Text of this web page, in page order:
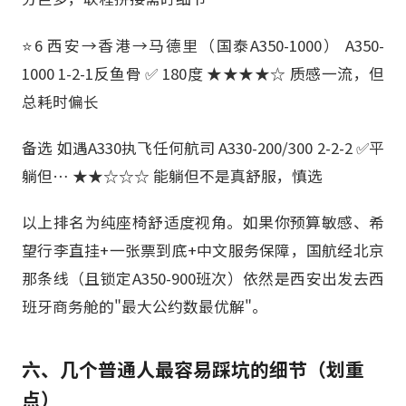
⭐6 西安→香港→马德里（国泰A350-1000） A350-
1000 1-2-1反鱼骨 ✅ 180度 ★★★★☆ 质感一流，但
总耗时偏长
备选 如遇A330执飞任何航司 A330-200/300 2-2-2 ✅平
躺但… ★★☆☆☆ 能躺但不是真舒服，慎选
以上排名为纯座椅舒适度视角。如果你预算敏感、希
望行李直挂+一张票到底+中文服务保障，国航经北京
那条线（且锁定A350-900班次）依然是西安出发去西
班牙商务舱的"最大公约数最优解"。
六、几个普通人最容易踩坑的细节（划重
点）